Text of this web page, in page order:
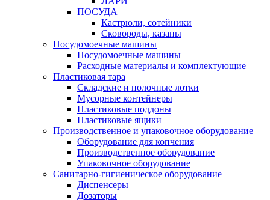
ПОСУДА
Кастрюли, сотейники
Сковороды, казаны
Посудомоечные машины
Посудомоечные машины
Расходные материалы и комплектующие
Пластиковая тара
Складские и полочные лотки
Мусорные контейнеры
Пластиковые поддоны
Пластиковые ящики
Производственное и упаковочное оборудование
Оборудование для копчения
Производственное оборудование
Упаковочное оборудование
Санитарно-гигиеническое оборудование
Диспенсеры
Дозаторы